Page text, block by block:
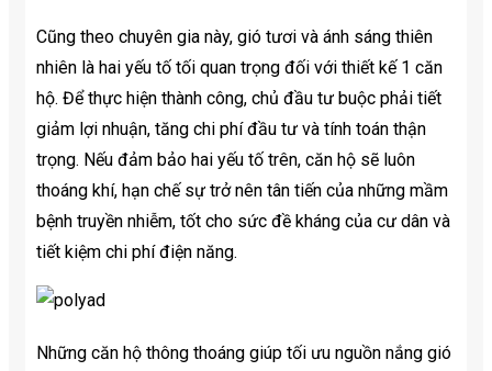
Cũng theo chuyên gia này, gió tươi và ánh sáng thiên
nhiên là hai yếu tố tối quan trọng đối với thiết kế 1 căn
hộ. Để thực hiện thành công, chủ đầu tư buộc phải tiết
giảm lợi nhuận, tăng chi phí đầu tư và tính toán thận
trọng. Nếu đảm bảo hai yếu tố trên, căn hộ sẽ luôn
thoáng khí, hạn chế sự trở nên tân tiến của những mầm
bệnh truyền nhiễm, tốt cho sức đề kháng của cư dân và
tiết kiệm chi phí điện năng.
Những căn hộ thông thoáng giúp tối ưu nguồn nắng gió